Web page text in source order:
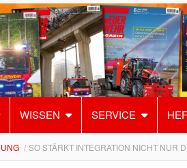
WISSEN SERVICE
SO STÄRKT INTEGRATION NICHT NUR